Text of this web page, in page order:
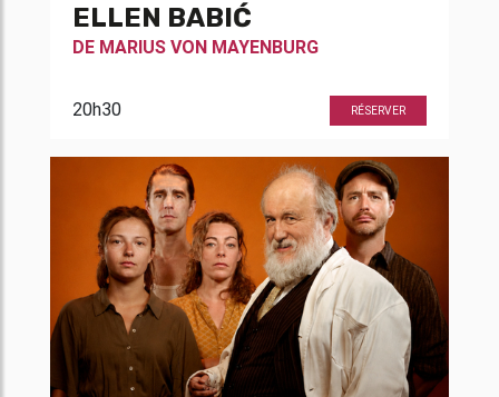
ELLEN BABIĆ
DE MARIUS VON MAYENBURG
20h30 RÉSERVER